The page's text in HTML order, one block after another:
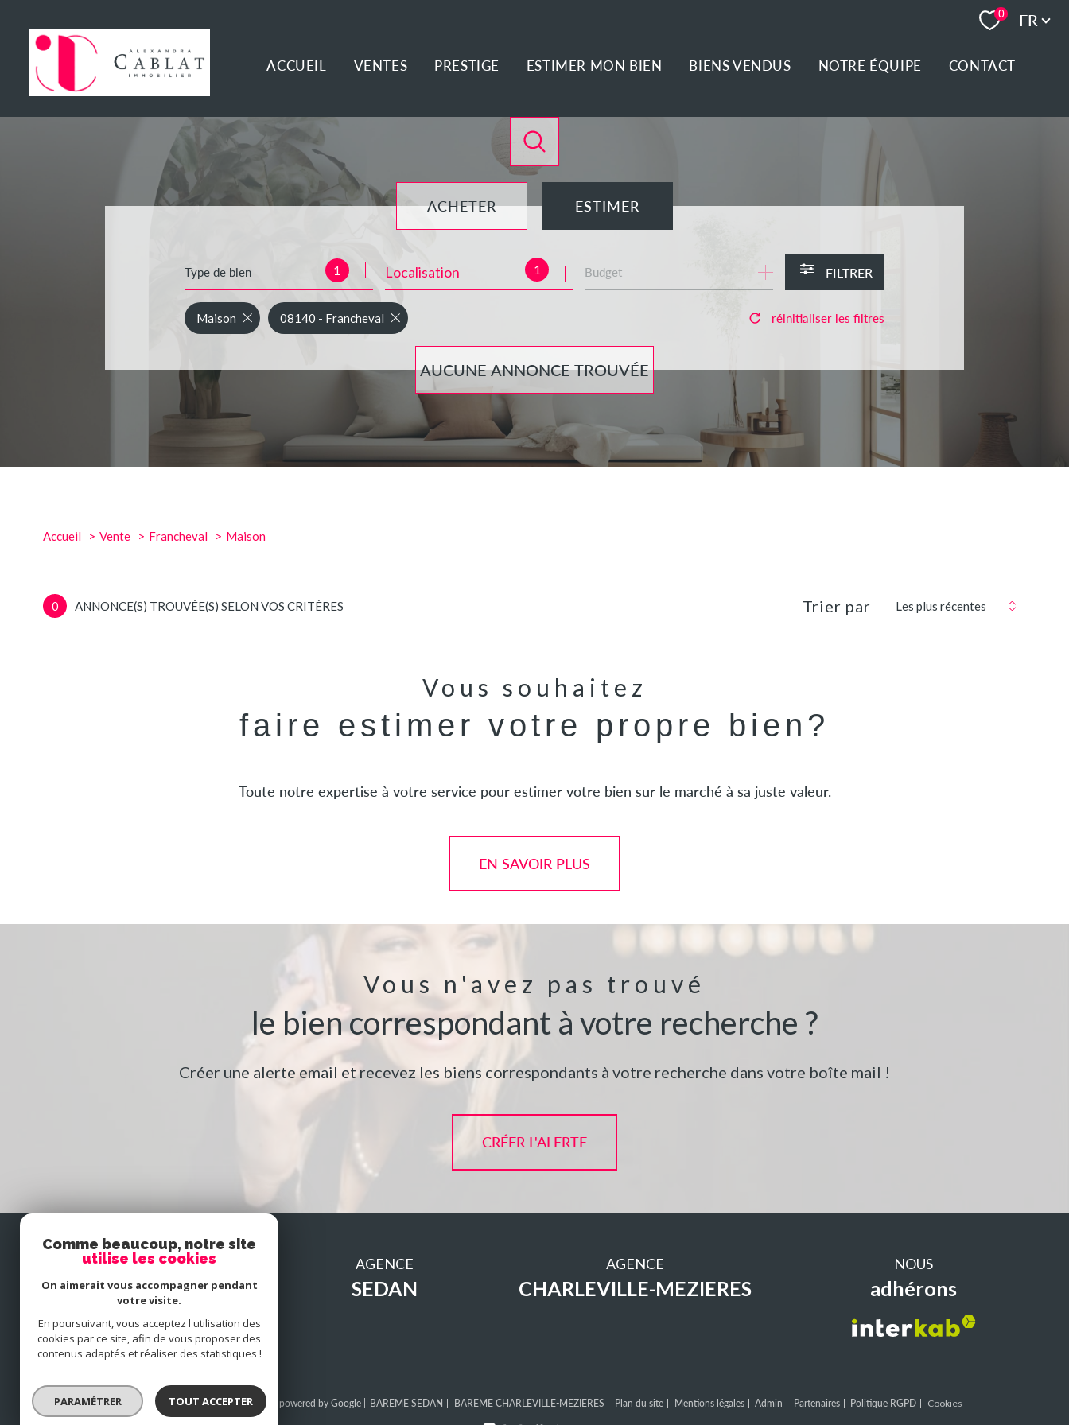
0 FR
ACCUEIL VENTES PRESTIGE ESTIMER MON BIEN BIENS VENDUS NOTRE ÉQUIPE CONTACT
ACHETER
de l'immo pro
ESTIMER
Type de bien 1 1
Localisation Budget FILTRER
AUCUNE ANNONCE TROUVÉE
Maison 08140 - Francheval réinitialiser les filtres
Accueil Vente Francheval Maison
0 ANNONCE(S) TROUVÉE(S) SELON VOS CRITÈRES Trier par Les plus récentes
Vous souhaitez
faire estimer votre propre bien?
Toute notre expertise à votre service pour estimer votre bien sur le marché à sa juste valeur.
EN SAVOIR PLUS
Vous n'avez pas trouvé
le bien correspondant à votre recherche ?
Créer une alerte email et recevez les biens correspondants à votre recherche dans votre boîte mail !
CRÉER L'ALERTE
SE
connecter
espace propriétaire
AGENCE
SEDAN
AGENCE
CHARLEVILLE-MEZIERES
NOUS
adhérons
© 2026 | Tous droits réservés | Traduction powered by Google | BAREME SEDAN BAREME CHARLEVILLE-MEZIERES Plan du site Mentions légales Admin Partenaires Politique RGPD Cookies
Comme beaucoup, notre site
utilise les cookies
On aimerait vous accompagner pendant
votre visite.
En poursuivant, vous acceptez l'utilisation des
cookies par ce site, afin de vous proposer des
contenus adaptés et réaliser des statistiques !
PARAMÉTRER TOUT ACCEPTER